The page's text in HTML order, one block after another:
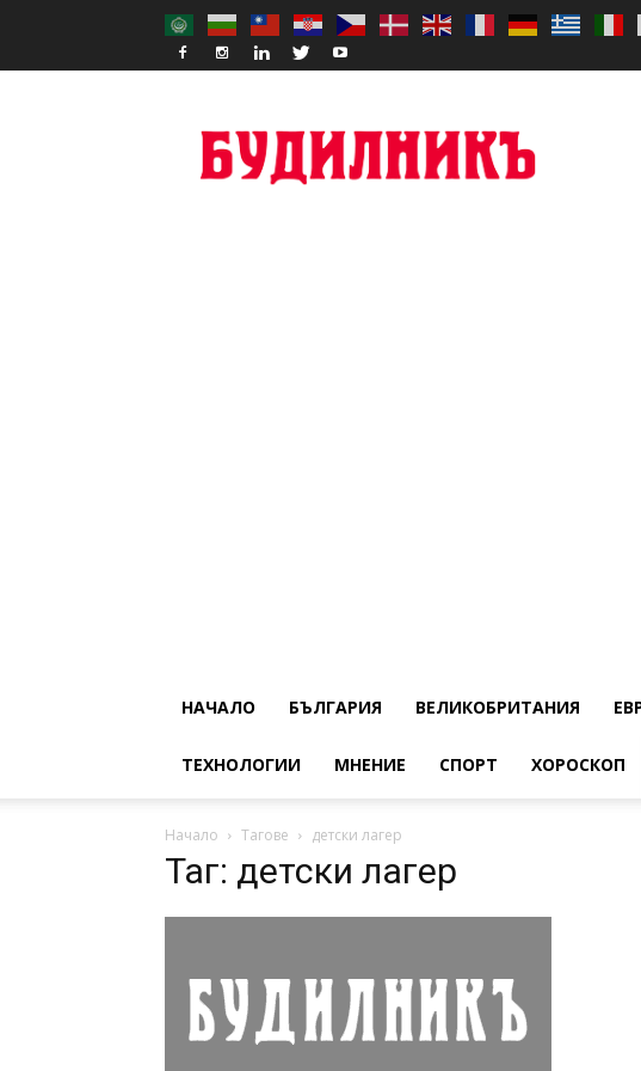
НАЧАЛО БЪЛГАРИЯ ВЕЛИКОБРИТАНИЯ
ТЕХНОЛОГИИ МНЕНИЕ СПОРТ ХОРОСКОП
Начало Тагове детски лагер
Таг: детски лагер